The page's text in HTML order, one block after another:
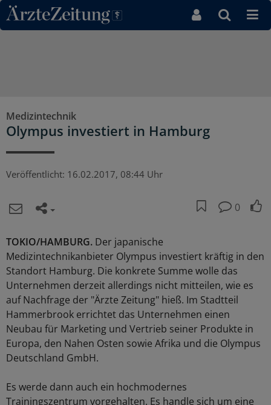
Direkt zum Inhaltsbereich
Medizintechnik
Olympus investiert in Hamburg
Veröffentlicht: 16.02.2017, 08:44 Uhr
0
TOKIO/HAMBURG. Der japanische
Medizintechnikanbieter Olympus investiert kräftig in den
Standort Hamburg. Die konkrete Summe wolle das
Unternehmen derzeit allerdings nicht mitteilen, wie es
auf Nachfrage der "Ärzte Zeitung" hieß. Im Stadtteil
Hammerbrook errichtet das Unternehmen einen
Neubau für Marketing und Vertrieb seiner Produkte in
Europa, den Nahen Osten sowie Afrika und die Olympus
Deutschland GmbH.
Es werde dann auch ein hochmodernes
Trainingszentrum vorgehalten. Es handle sich um eine